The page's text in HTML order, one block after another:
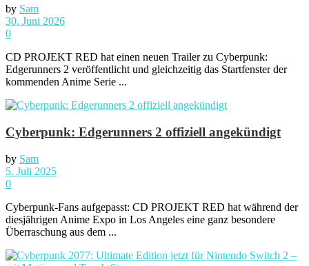
by Sam
30. Juni 2026
0
CD PROJEKT RED hat einen neuen Trailer zu Cyberpunk:
Edgerunners 2 veröffentlicht und gleichzeitig das Startfenster der
kommenden Anime Serie ...
Cyberpunk: Edgerunners 2 offiziell angekündigt
by Sam
5. Juli 2025
0
Cyberpunk-Fans aufgepasst: CD PROJEKT RED hat während der
diesjährigen Anime Expo in Los Angeles eine ganz besondere
Überraschung aus dem ...